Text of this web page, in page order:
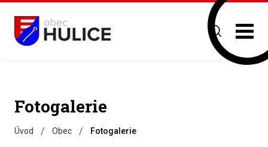
Fotogalerie
Úvod / Obec / Fotogalerie